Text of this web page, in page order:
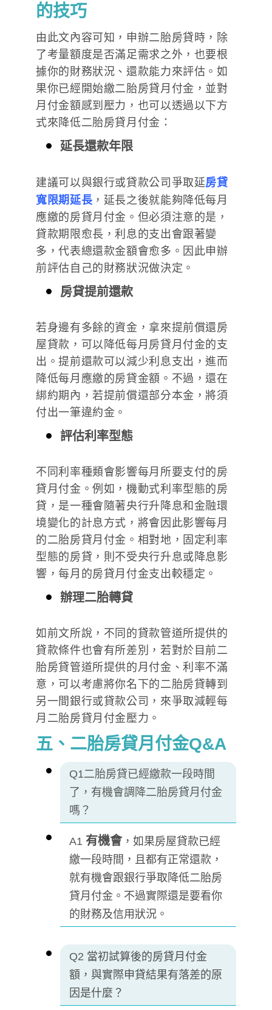
的技巧
由此文內容可知，申辦二胎房貸時，除
了考量額度是否滿足需求之外，也要根
據你的財務狀況、還款能力來評估。如
果你已經開始繳二胎房貸月付金，並對
月付金額感到壓力，也可以透過以下方
式來降低二胎房貸月付金：
延長還款年限
建議可以與銀行或貸款公司爭取延房貸
寬限期延長，延長之後就能夠降低每月
應繳的房貸月付金。但必須注意的是，
貸款期限愈長，利息的支出會跟著變
多，代表總還款金額會愈多。因此申辦
前評估自己的財務狀況做決定。
房貸提前還款
若身邊有多餘的資金，拿來提前償還房
屋貸款，可以降低每月房貸月付金的支
出。提前還款可以減少利息支出，進而
降低每月應繳的房貸金額。不過，還在
綁約期內，若提前償還部分本金，將須
付出一筆違約金。
評估利率型態
不同利率種類會影響每月所要支付的房
貸月付金。例如，機動式利率型態的房
貸，是一種會隨著央行升降息和金融環
境變化的計息方式，將會因此影響每月
的二胎房貸月付金。相對地，固定利率
型態的房貸，則不受央行升息或降息影
響，每月的房貸月付金支出較穩定。
辦理二胎轉貸
如前文所說，不同的貸款管道所提供的
貸款條件也會有所差別，若對於目前二
胎房貸管道所提供的月付金、利率不滿
意，可以考慮將你名下的二胎房貸轉到
另一間銀行或貸款公司，來爭取減輕每
月二胎房貸月付金壓力。
五、二胎房貸月付金Q&A
Q1二胎房貸已經繳款一段時間
了，有機會調降二胎房貸月付金
嗎？
A1 有機會 ，如果房屋貸款已經
繳一段時間，且都有正常還款，
就有機會跟銀行爭取降低二胎房
貸月付金。不過實際還是要看你
的財務及信用狀況。
Q2 當初試算後的房貸月付金
額，與實際申貸結果有落差的原
因是什麼？